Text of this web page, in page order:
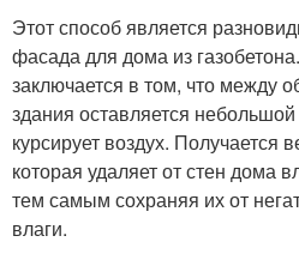
Этот способ является
фасада для дома из
заключается в том, что между
здания оставляется
курсирует воздух. Получается
которая удаляет от стен дома
тем самым сохраняя их от
влаги.